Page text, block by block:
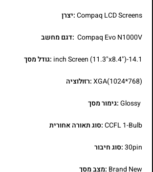
Compaq LCD Screens:יצרן
Compaq Evo N1000V :דגם מחשב
14.1-inch Screen (11.3"x8.4") :גודל מסך
XGA(1024*768):רזולוציה
Glossy:גימור מסך
CCFL 1-Bulb:סוג תאורה אחורית
30pin:סוג חיבור
Brand New :מצב מסך